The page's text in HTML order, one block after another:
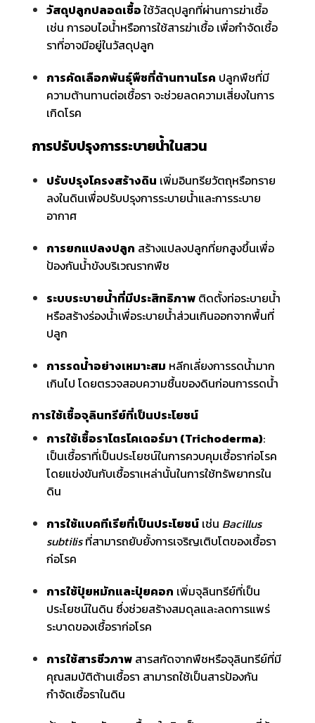
วัสดุปลูกปลอดเชื้อใช้วัสดุปลูกที่ผ่านการฆ่าเชื้อ
เช่น การอบไอน้ำหรือการใช้สารฆ่าเชื้อ เพื่อกำจัดเชื้อ
ราที่อาจมีอยู่ในวัสดุปลูก
การคัดเลือกพันธุ์พืชที่ต้านทานโรค ปลูกพืชที่มี
ความต้านทานต่อเชื้อรา จะช่วยลดความเสี่ยงในการ
เกิดโรค
การปรับปรุงการระบายน้ำในสวน
ปรับปรุงโครงสร้างดิน เพิ่มอินทรียวัตถุหรือทราย
ลงในดินเพื่อปรับปรุงการระบายน้ำและการระบาย
อากาศ
การยกแปลงปลูก สร้างแปลงปลูกที่ยกสูงขึ้นเพื่อ
ป้องกันน้ำขังบริเวณรากพืช
ระบบระบายน้ำที่มีประสิทธิภาพติดตั้งท่อระบายน้ำ
หรือสร้างร่องน้ำเพื่อระบายน้ำส่วนเกินออกจากพื้นที่
ปลูก
การรดน้ำอย่างเหมาะสม หลีกเลี่ยงการรดน้ำมาก
เกินไป โดยตรวจสอบความชื้นของดินก่อนการรดน้ำ
การใช้เชื้อจุลินทรีย์ที่เป็นประโยชน์
การใช้เชื้อราไตรโคเดอร์มา (Trichoderma):
เป็นเชื้อราที่เป็นประโยชน์ในการควบคุมเชื้อราก่อโรค
โดยแข่งขันกับเชื้อราเหล่านั้นในการใช้ทรัพยากรใน
ดิน
การใช้แบคทีเรียที่เป็นประโยชน์เช่น Bacillus
subtilisที่สามารถยับยั้งการเจริญเติบโตของเชื้อรา
ก่อโรค
การใช้ปุ๋ยหมักและปุ๋ยคอก เพิ่มจุลินทรีย์ที่เป็น
ประโยชน์ในดิน ซึ่งช่วยสร้างสมดุลและลดการแพร่
ระบาดของเชื้อราก่อโรค
การใช้สารชีวภาพสารสกัดจากพืชหรือจุลินทรีย์ที่มี
คุณสมบัติต้านเชื้อรา สามารถใช้เป็นสารป้องกัน
กำจัดเชื้อราในดิน